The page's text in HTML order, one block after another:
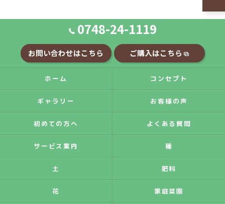
0748-24-1119
お問い合わせはこちら ご購入はこちら
ホーム コンセプト
ギャラリー お客様の声
初めての方へ よくある質問
サービス案内 種
土 肥料
花 家庭菜園